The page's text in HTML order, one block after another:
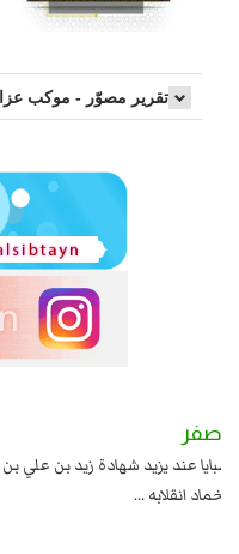
٢ صفر
السبايا عند يزيد شهادة زيد بن
واخماد انقلابه ...